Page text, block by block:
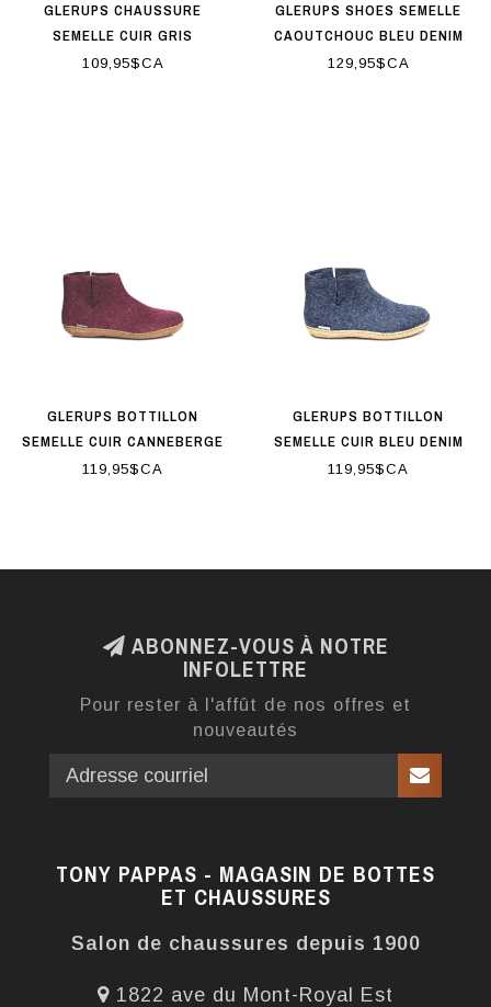
GLERUPS CHAUSSURE
SEMELLE CUIR GRIS
109,95$CA
GLERUPS SHOES SEMELLE
CAOUTCHOUC BLEU DENIM
129,95$CA
GLERUPS BOTTILLON
SEMELLE CUIR CANNEBERGE
119,95$CA
GLERUPS BOTTILLON
SEMELLE CUIR BLEU DENIM
119,95$CA
ABONNEZ-VOUS À NOTRE
INFOLETTRE
Pour rester à l'affût de nos offres et
nouveautés
TONY PAPPAS - MAGASIN DE BOTTES
ET CHAUSSURES
Salon de chaussures depuis 1900
1822 ave du Mont-Royal Est